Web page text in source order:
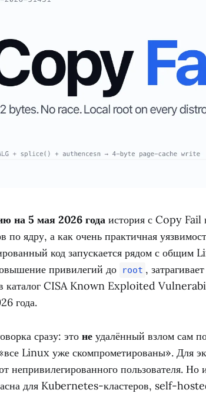
на 5 мая 2026 года история с Copy Fail
по ядру, а как очень практичная
код запускается рядом с
привилегий до
root ,
каталог CISA Known Exploited
года.
сразу: это не удалённый взлом сам
Linux уже скомпрометированы». Для
непривилегированного пользователя.
для Kubernetes-кластеров, self-